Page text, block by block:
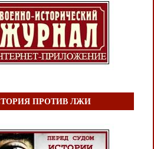
ПРОТИВ ЛЖИ